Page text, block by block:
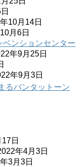
10月14日
月6日
ベンションセンター
年9月25日
年9月3日
るバンタットーン
日
年4月3日
3月3日